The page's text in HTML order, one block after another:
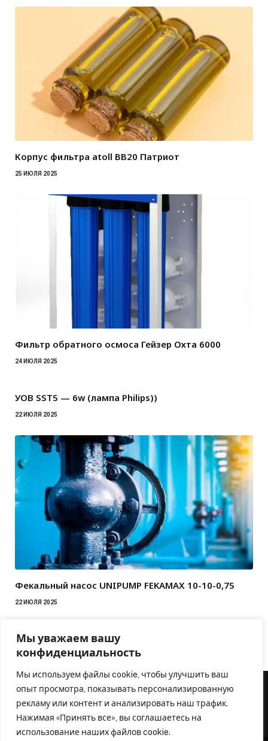
Мы уважаем вашу
конфиденциальность
Мы используем файлы cookie, чтобы улучшить ваш
опыт просмотра, показывать персонализированную
рекламу или контент и анализировать наш трафик.
Нажимая «Принять все», вы соглашаетесь на
использование наших файлов cookie.
Корпус фильтра atoll BB20 Патриот
25 ИЮЛЯ 2025
Фильтр обратного осмоса Гейзер Охта 6000
24 ИЮЛЯ 2025
УОВ SST5 — 6w (лампа Philips))
22 ИЮЛЯ 2025
Фекальный насос UNIPUMP FEKAMAX 10-10-0,75
22 ИЮЛЯ 2025